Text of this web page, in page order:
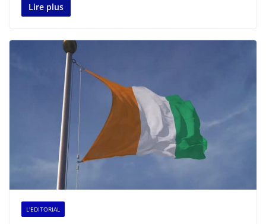
Lire plus
L'EDITORIAL